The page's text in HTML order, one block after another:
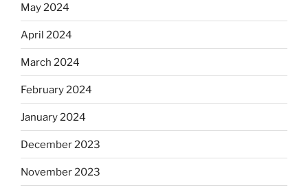
May 2024
April 2024
March 2024
February 2024
January 2024
December 2023
November 2023